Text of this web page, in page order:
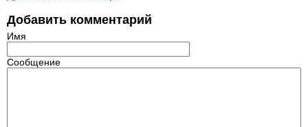
Добавить комментарий
Имя
Сообщение